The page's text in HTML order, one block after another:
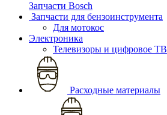
Запчасти Bosch
Запчасти для бензоинструмента
Для мотокос
Электроника
Телевизоры и цифровое ТВ
Расходные материалы